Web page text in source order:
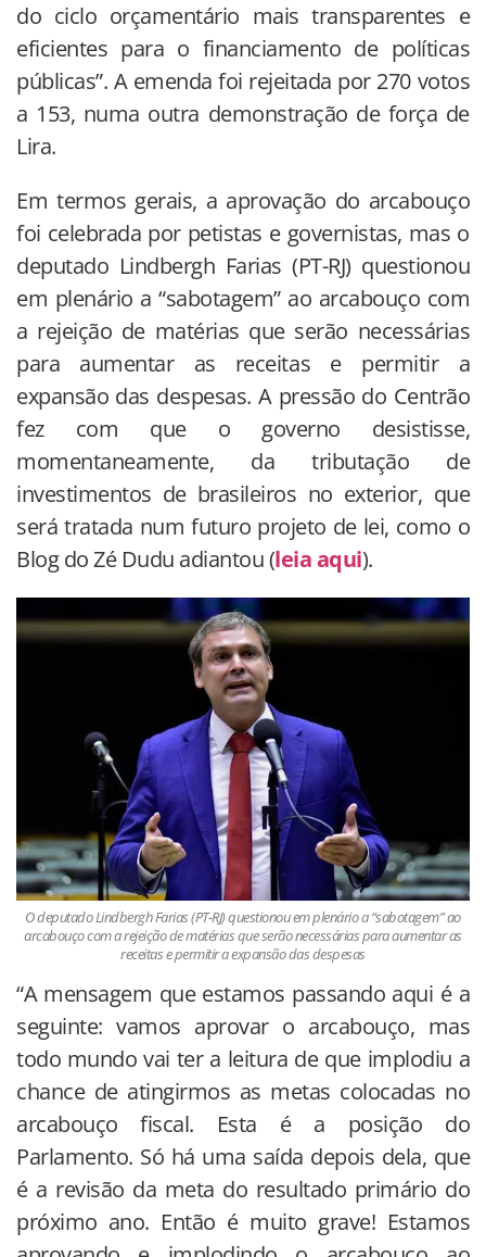
do ciclo orçamentário mais transparentes e
eficientes para o financiamento de políticas
públicas”. A emenda foi rejeitada por 270 votos
a 153, numa outra demonstração de força de
Lira.
Em termos gerais, a aprovação do arcabouço
foi celebrada por petistas e governistas, mas o
deputado Lindbergh Farias (PT-RJ) questionou
em plenário a “sabotagem” ao arcabouço com
a rejeição de matérias que serão necessárias
para aumentar as receitas e permitir a
expansão das despesas. A pressão do Centrão
fez com que o governo desistisse,
momentaneamente, da tributação de
investimentos de brasileiros no exterior, que
será tratada num futuro projeto de lei, como o
Blog do Zé Dudu adiantou (leia aqui).
O deputado Lindbergh Farias (PT-RJ) questionou em plenário a “sabotagem” ao
arcabouço com a rejeição de matérias que serão necessárias para aumentar as
receitas e permitir a expansão das despesas
“A mensagem que estamos passando aqui é a
seguinte: vamos aprovar o arcabouço, mas
todo mundo vai ter a leitura de que implodiu a
chance de atingirmos as metas colocadas no
arcabouço fiscal. Esta é a posição do
Parlamento. Só há uma saída depois dela, que
é a revisão da meta do resultado primário do
próximo ano. Então é muito grave! Estamos